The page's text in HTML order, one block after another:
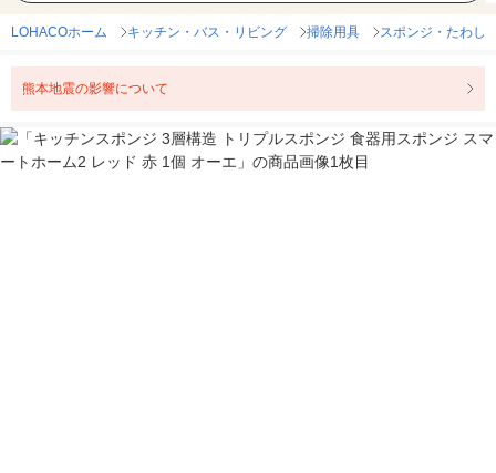
LOHACOホーム キッチン・バス・リビング 掃除用具 スポンジ・たわし
熊本地震の影響について